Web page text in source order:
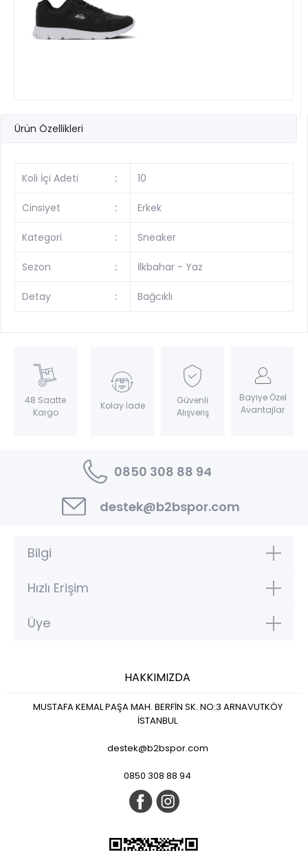
Ürün Özellikleri
Koli İçi Adeti : 10
Cinsiyet : Erkek
Kategori : Sneaker
Sezon : İlkbahar - Yaz
Detay : Bağcıklı
48 Saatte
Kargo
Kolay İade
Güvenli
Alışveriş
Bayiye Özel
Avantajlar
0850 308 88 94
destek@b2bspor.com
Bilgi
Hızlı Erişim
Üye
HAKKIMIZDA
MUSTAFA KEMAL PAŞA MAH. BERFİN SK. NO:3 ARNAVUTKÖY
İSTANBUL
destek@b2bspor.com
0850 308 88 94